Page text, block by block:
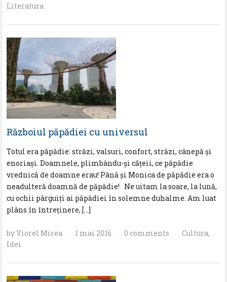
Literatura
Războiul păpădiei cu universul
Totul era păpădie: străzi, valsuri, confort, străzi, cânepă şi
enoriaşi. Doamnele, plimbându-şi căţeii, ce păpădie
vrednică de doamne erau! Până şi Monica de păpădie era o
neadulteră doamnă de păpădie! Ne uitam la soare, la lună,
cu ochii pârguiţi ai păpădiei în solemne duhalme. Am luat
plâns în întreţinere, […]
byViorel Mirea · 1 mai 2016 · 0 comments · Cultura,
Idei